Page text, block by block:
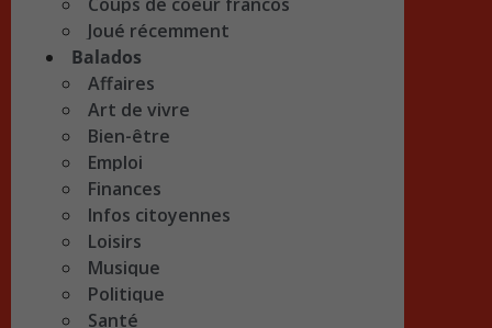
Joué récemment
Balados
Affaires
Art de vivre
Bien-être
Emploi
Finances
Infos citoyennes
Loisirs
Musique
Politique
Santé